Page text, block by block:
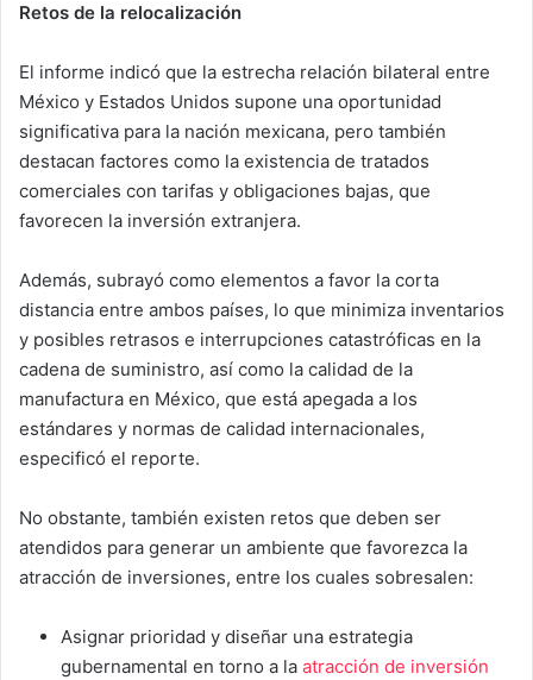
Retos de la relocalización
El informe indicó que la estrecha relación bilateral entre
México y Estados Unidos supone una oportunidad
significativa para la nación mexicana, pero también
destacan factores como la existencia de tratados
comerciales con tarifas y obligaciones bajas, que
favorecen la inversión extranjera.
Además, subrayó como elementos a favor la corta
distancia entre ambos países, lo que minimiza inventarios
y posibles retrasos e interrupciones catastróficas en la
cadena de suministro, así como la calidad de la
manufactura en México, que está apegada a los
estándares y normas de calidad internacionales,
especificó el reporte.
No obstante, también existen retos que deben ser
atendidos para generar un ambiente que favorezca la
atracción de inversiones, entre los cuales sobresalen:
Asignar prioridad y diseñar una estrategia
gubernamental en torno a la atracción de inversión